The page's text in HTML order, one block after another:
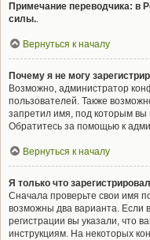
Примечание переводчика: в
силы..
Вернуться к началу
Почему я не могу
Возможно, администратор
пользователей. Также
запретил имя, под которым вы
Обратитесь за помощью к
Вернуться к началу
Я только что
Сначала проверьте свои имя
возможны два варианта. Если
регистрации вы указали, что
инструкциям. На некоторых